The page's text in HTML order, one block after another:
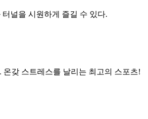
널을 시원하게 즐길 수 있다.
갖 스트레스를 날리는 최고의 스포츠!